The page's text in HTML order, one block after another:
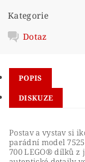
Kategorie
Dotaz
POPIS
DISKUZE
Postav a vystav si
parádní model
700 LEGO® dílků z